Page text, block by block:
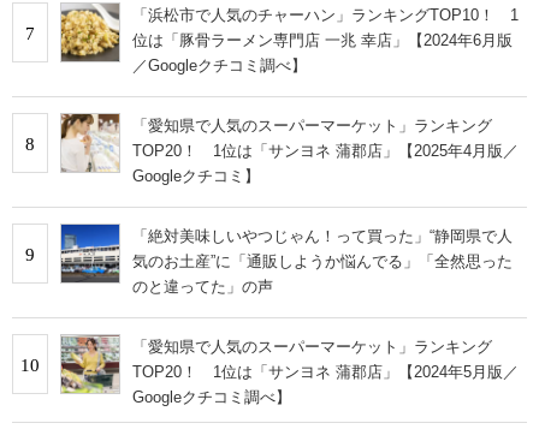
7
「浜松市で人気のチャーハン」ランキングTOP10！ 1
位は「豚骨ラーメン専門店 一兆 幸店」【2024年6月版
／Googleクチコミ調べ】
8
「愛知県で人気のスーパーマーケット」ランキング
TOP20！ 1位は「サンヨネ 蒲郡店」【2025年4月版／
Googleクチコミ】
9
「絶対美味しいやつじゃん！って買った」“静岡県で人
気のお土産”に「通販しようか悩んでる」「全然思った
のと違ってた」の声
10
「愛知県で人気のスーパーマーケット」ランキング
TOP20！ 1位は「サンヨネ 蒲郡店」【2024年5月版／
Googleクチコミ調べ】